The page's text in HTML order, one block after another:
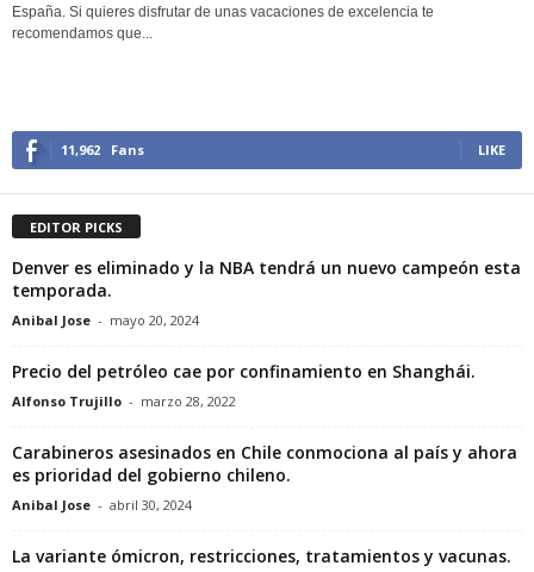
España. Si quieres disfrutar de unas vacaciones de excelencia te
recomendamos que...
11,962 Fans LIKE
EDITOR PICKS
Denver es eliminado y la NBA tendrá un nuevo campeón esta
temporada.
Anibal Jose - mayo 20, 2024
Precio del petróleo cae por confinamiento en Shanghái.
Alfonso Trujillo - marzo 28, 2022
Carabineros asesinados en Chile conmociona al país y ahora
es prioridad del gobierno chileno.
Anibal Jose - abril 30, 2024
La variante ómicron, restricciones, tratamientos y vacunas.